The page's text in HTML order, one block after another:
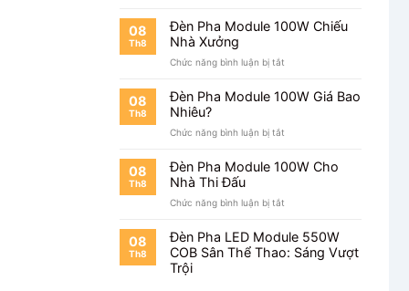
Hàng
08
Th8
Đèn Pha Module 100W Chiếu
Nhà Xưởng
Chức năng bình luận bị tắt
Pha
Module
Xưởng
08
Th8
Đèn Pha Module 100W Giá Bao
Nhiêu?
Chức năng bình luận bị tắt
Pha
Module
Nhiêu?
08
Th8
Đèn Pha Module 100W Cho
Nhà Thi Đấu
Chức năng bình luận bị tắt
Pha
Module
100W
08
Th8
Đèn Pha LED Module 550W
COB Sân Thể Thao: Sáng Vượt
Trội